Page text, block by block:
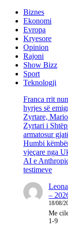
Biznes
Ekonomi
Evropa
Kryesore
Opinion
Rajoni
Show Bizz
Sport
Teknologji
Franca rrit
hyrjes së
Zyrtare,
Zyrtari i
armatosur
Humbi
vjeçare nga
AI e
testimeve
–
18/08/
Me
1-9